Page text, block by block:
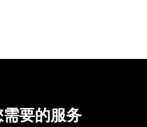
要的服务